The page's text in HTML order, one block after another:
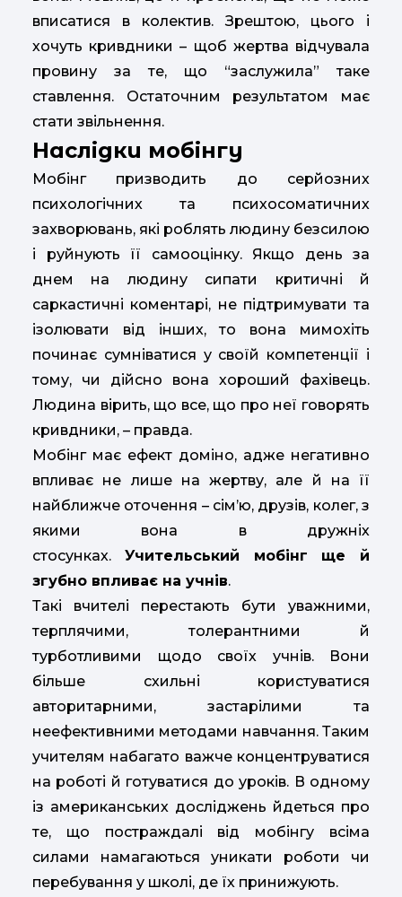
вписатися в колектив. Зрештою, цього і
хочуть кривдники – щоб жертва відчувала
провину за те, що “заслужила” таке
ставлення. Остаточним результатом має
стати звільнення.
Наслідки мобінгу
Мобінг призводить до серйозних
психологічних та психосоматичних
захворювань, які роблять людину безсилою
і руйнують її самооцінку. Якщо день за
днем на людину сипати критичні й
саркастичні коментарі, не підтримувати та
ізолювати від інших, то вона мимохіть
починає сумніватися у своїй компетенції і
тому, чи дійсно вона хороший фахівець.
Людина вірить, що все, що про неї говорять
кривдники, – правда.
Мобінг має ефект доміно, адже негативно
впливає не лише на жертву, але й на її
найближче оточення – сім’ю, друзів, колег, з
якими вона в дружніх
стосунках. Учительський мобінг ще й
згубно впливає на учнів.
Такі вчителі перестають бути уважними,
терплячими, толерантними й
турботливими щодо своїх учнів. Вони
більше схильні користуватися
авторитарними, застарілими та
неефективними методами навчання. Таким
учителям набагато важче концентруватися
на роботі й готуватися до уроків. В одному
із американських досліджень йдеться про
те, що постраждалі від мобінгу всіма
силами намагаються уникати роботи чи
перебування у школі, де їх принижують.